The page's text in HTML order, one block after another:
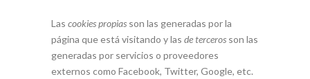
Las cookies propias son las generadas por la
página que está visitando y las de terceros son las
generadas por servicios o proveedores
externos como Facebook, Twitter, Google, etc.